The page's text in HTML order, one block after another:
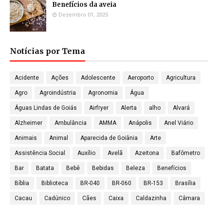
Benefícios da aveia
Dezembro 01, 2025
Notícias por Tema
Acidente Ações Adolescente Aeroporto Agricultura
Agro Agroindústria Agronomia Água
Águas Lindas de Goiás Airfryer Alerta alho Alvará
Alzheimer Ambulância AMMA Anápolis Anel Viário
Animais Animal Aparecida de Goiânia Arte
Assistência Social Auxílio Avelã Azeitona Bafômetro
Bar Batata Bebê Bebidas Beleza Benefícios
Bíblia Biblioteca BR-040 BR-060 BR-153 Brasília
Cacau Cadúnico Cães Caixa Caldazinha Câmara